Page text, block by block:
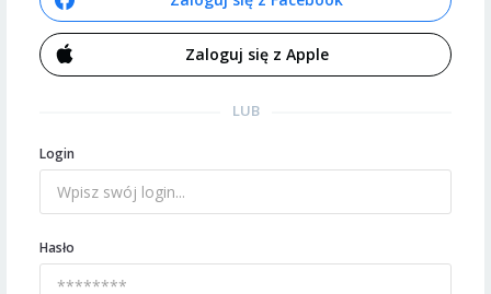
Zaloguj się z Apple
LUB
Login
Hasło